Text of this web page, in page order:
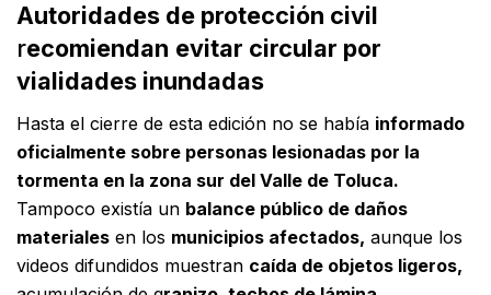
Autoridades de protección civil
recomiendan evitar circular por
vialidades inundadas
Hasta el cierre de esta edición no se había informado
oficialmente sobre personas lesionadas por la
tormenta en la zona sur del Valle de Toluca.
Tampoco existía un balance público de daños
materiales en los municipios afectados, aunque los
videos difundidos muestran caída de objetos ligeros,